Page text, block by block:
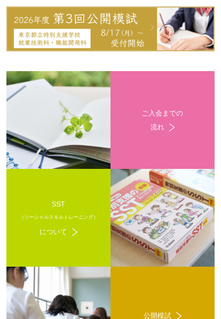
ご入会までの
流れ
SST
（ソーシャルスキルトレーニング）
について
公開模試